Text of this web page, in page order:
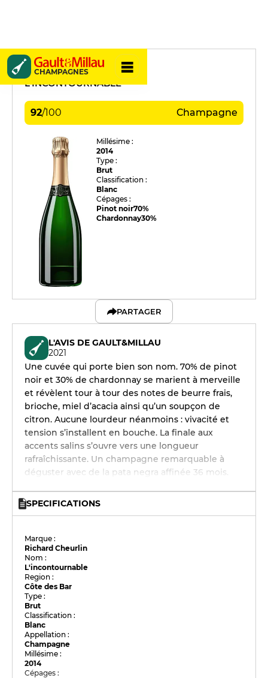
CHAMPAGNES
Richard Cheurlin
L'INCONTOURNABLE
92/100 Champagne
Millésime :
2014
Type :
Brut
Classification :
Blanc
Cépages :
Pinot noir70%
Chardonnay30%
PARTAGER
L'AVIS DE GAULT&MILLAU
2021
Une cuvée qui porte bien son nom. 70% de pinot
noir et 30% de chardonnay se marient à merveille
et révèlent tour à tour des notes de beurre frais,
brioche, miel d’acacia ainsi qu’un soupçon de
citron. Aucune lourdeur néanmoins : vivacité et
tension s’installent en bouche. La finale aux
accents salins s’ouvre vers une longueur
rafraîchissante. Un champagne remarquable à
déguster avec de la pata negra affinée 36 mois.
SPECIFICATIONS
Marque :
Richard Cheurlin
Nom :
L'incontournable
Region :
Côte des Bar
Type :
Brut
Classification :
Blanc
Appellation :
Champagne
Millésime :
2014
Cépages :